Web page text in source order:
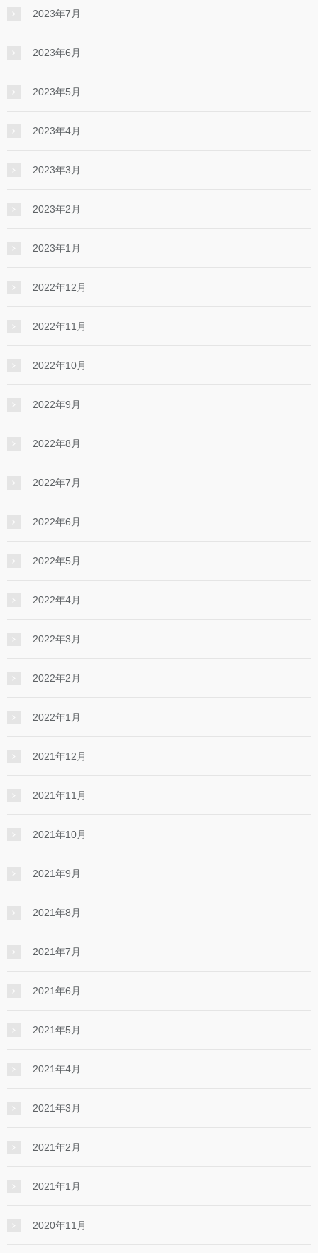
2023年7月
2023年6月
2023年5月
2023年4月
2023年3月
2023年2月
2023年1月
2022年12月
2022年11月
2022年10月
2022年9月
2022年8月
2022年7月
2022年6月
2022年5月
2022年4月
2022年3月
2022年2月
2022年1月
2021年12月
2021年11月
2021年10月
2021年9月
2021年8月
2021年7月
2021年6月
2021年5月
2021年4月
2021年3月
2021年2月
2021年1月
2020年11月